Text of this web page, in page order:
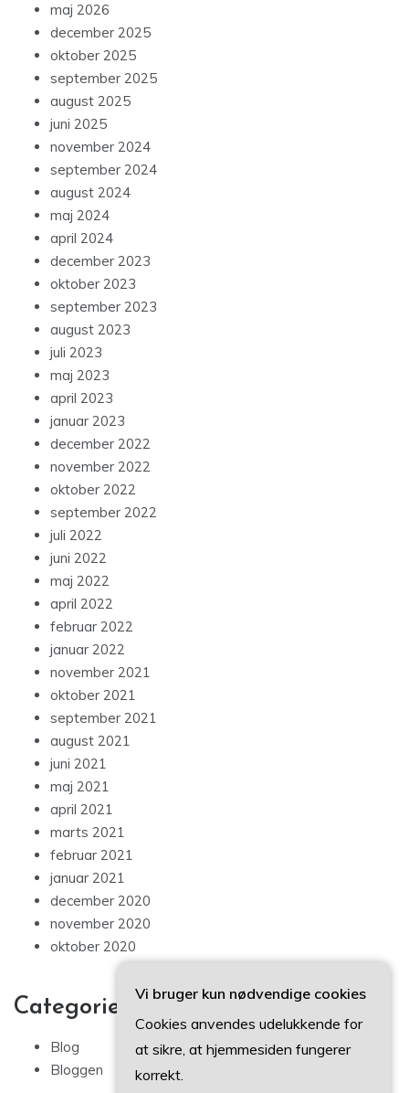
maj 2026
december 2025
oktober 2025
september 2025
august 2025
juni 2025
november 2024
september 2024
august 2024
maj 2024
april 2024
december 2023
oktober 2023
september 2023
august 2023
juli 2023
maj 2023
april 2023
januar 2023
december 2022
november 2022
oktober 2022
september 2022
juli 2022
juni 2022
maj 2022
april 2022
februar 2022
januar 2022
november 2021
oktober 2021
september 2021
august 2021
juni 2021
maj 2021
april 2021
marts 2021
februar 2021
januar 2021
december 2020
november 2020
oktober 2020
Categories
Blog
Bloggen
Vi bruger kun nødvendige cookies
Cookies anvendes udelukkende for
at sikre, at hjemmesiden fungerer
korrekt.